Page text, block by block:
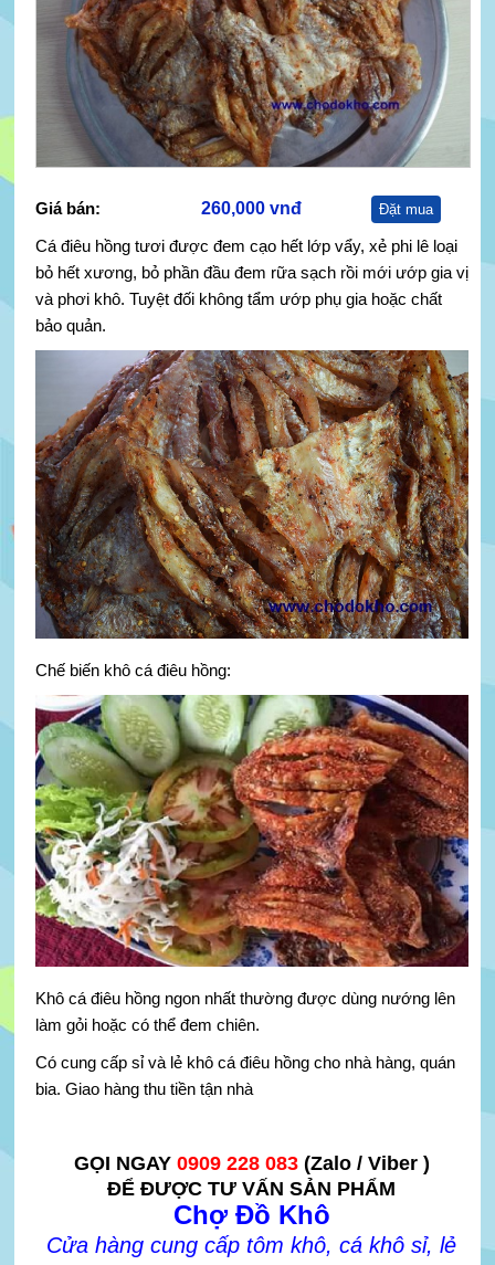
Giá bán: 260,000 vnđ Đặt mua
Cá điêu hồng tươi được đem cạo hết lớp vẩy, xẻ phi lê loại
bỏ hết xương, bỏ phần đầu đem rữa sạch rồi mới ướp gia vị
và phơi khô. Tuyệt đối không tẩm ướp phụ gia hoặc chất
bảo quản.
Chế biến khô cá điêu hồng:
Khô cá điêu hồng ngon nhất thường được dùng nướng lên
làm gỏi hoặc có thể đem chiên.
Có cung cấp sỉ và lẻ khô cá điêu hồng cho nhà hàng, quán
bia. Giao hàng thu tiền tận nhà
GỌI NGAY 0909 228 083(Zalo / Viber )
ĐỂ ĐƯỢC TƯ VẤN SẢN PHẨM
Chợ Đồ Khô
Cửa hàng cung cấp tôm khô, cá khô sỉ, lẻ